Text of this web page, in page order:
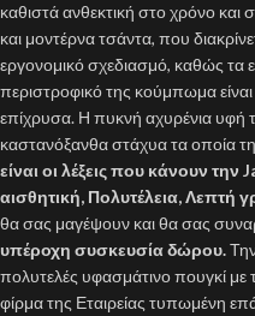
καθιστά ανθεκτική στο χρόνο και
και μοντέρνα τσάντα, που
εργονομικό σχεδιασμό, καθώς τα
περιστροφικό της κούμπωμα
επίχρυσα. Η πυκνή αχυρένια υφή
καστανόξανθα στάχυα τα οποία
είναι οι λέξεις που κάνουν
αισθητική, Πολυτέλεια, Λεπτή
θα σας μαγέψουν και θα σας
υπέροχη συσκευσία δώρου.
πολυτελές υφασμάτινο πουγκί με
φίρμα της Εταιρείας τυπωμένη